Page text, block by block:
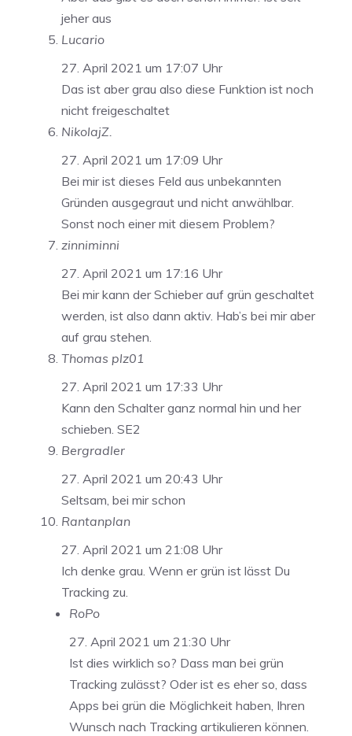
jeher aus
Lucario
27. April 2021 um 17:07 Uhr
Das ist aber grau also diese Funktion ist noch
nicht freigeschaltet
NikolajZ.
27. April 2021 um 17:09 Uhr
Bei mir ist dieses Feld aus unbekannten
Gründen ausgegraut und nicht anwählbar.
Sonst noch einer mit diesem Problem?
zinniminni
27. April 2021 um 17:16 Uhr
Bei mir kann der Schieber auf grün geschaltet
werden, ist also dann aktiv. Hab’s bei mir aber
auf grau stehen.
Thomas plz01
27. April 2021 um 17:33 Uhr
Kann den Schalter ganz normal hin und her
schieben. SE2
Bergradler
27. April 2021 um 20:43 Uhr
Seltsam, bei mir schon
Rantanplan
27. April 2021 um 21:08 Uhr
Ich denke grau. Wenn er grün ist lässt Du
Tracking zu.
RoPo
27. April 2021 um 21:30 Uhr
Ist dies wirklich so? Dass man bei grün
Tracking zulässt? Oder ist es eher so, dass
Apps bei grün die Möglichkeit haben, Ihren
Wunsch nach Tracking artikulieren können.